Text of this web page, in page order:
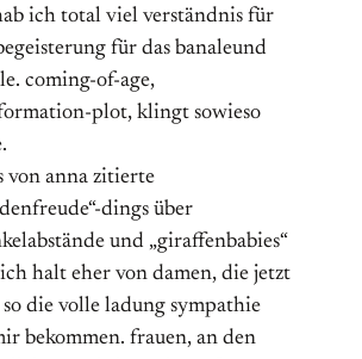
ich total viel verständnis für
für das banaleund
coming-of-age,
plot, klingt sowieso
von anna zitierte
dings über
und „giraffenbabies“
halt eher von damen, die jetzt
die volle ladung sympathie
bekommen. frauen, an den